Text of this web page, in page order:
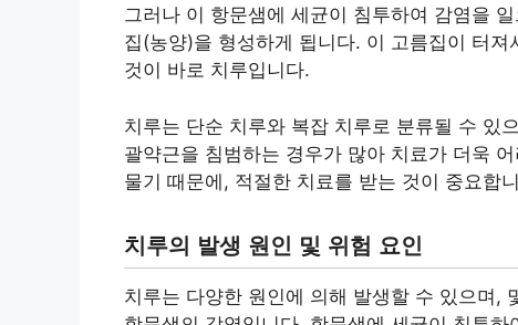
그러나 이 항문샘에 세균이 침투하여 감염을
집(농양)을 형성하게 됩니다. 이 고름집이 터
것이 바로 치루입니다.
치루는 단순 치루와 복잡 치루로 분류될 수 있
괄약근을 침범하는 경우가 많아 치료가 더욱
물기 때문에, 적절한 치료를 받는 것이 중요합
치루의 발생 원인 및 위험 요인
치루는 다양한 원인에 의해 발생할 수 있으며,